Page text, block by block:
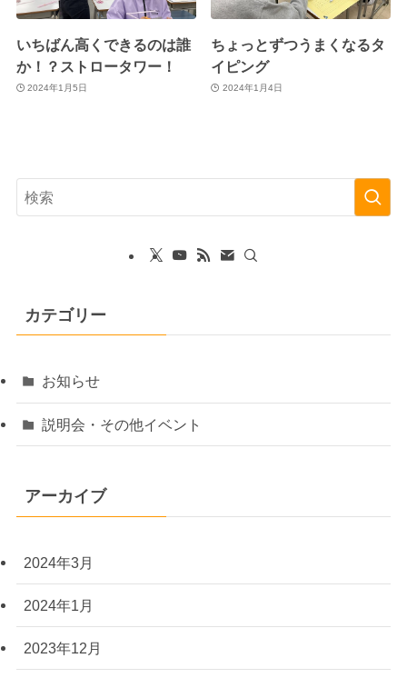
いちばん高くできるのは誰
か！？ストロータワー！
2024年1月5日
ちょっとずつうまくなるタ
イピング
2024年1月4日
カテゴリー
お知らせ
説明会・その他イベント
アーカイブ
2024年3月
2024年1月
2023年12月